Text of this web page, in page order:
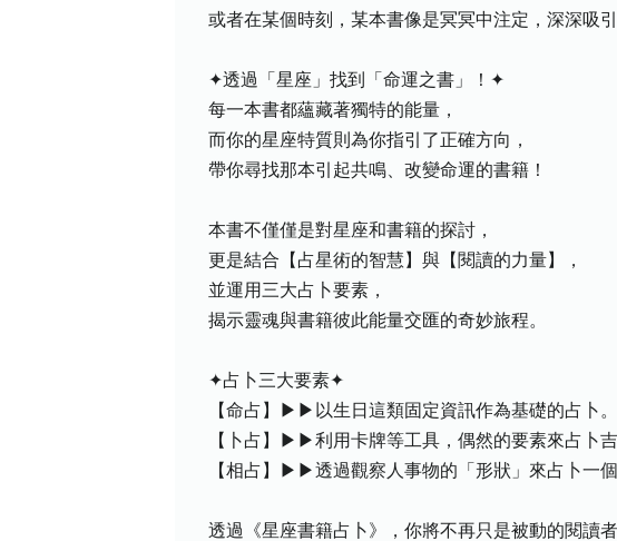
或者在某個時刻，某本書像是冥冥中注定，深深吸
✦透過「星座」找到「命運之書」！✦
每一本書都蘊藏著獨特的能量，
而你的星座特質則為你指引了正確方向，
帶你尋找那本引起共鳴、改變命運的書籍！
本書不僅僅是對星座和書籍的探討，
更是結合【占星術的智慧】與【閱讀的力量】，
並運用三大占卜要素，
揭示靈魂與書籍彼此能量交匯的奇妙旅程。
✦占卜三大要素✦
【命占】▶▶以生日這類固定資訊作為基礎的占卜。
【卜占】▶▶利用卡牌等工具，偶然的要素來占卜吉
【相占】▶▶透過觀察人事物的「形狀」來占卜一個
透過《星座書籍占卜》，你將不再只是被動的閱讀者